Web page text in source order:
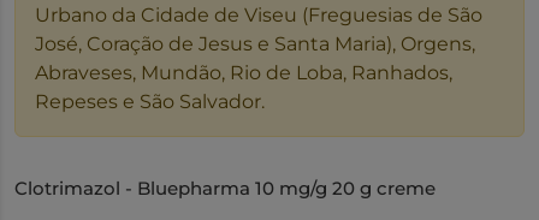
Urbano da Cidade de Viseu (Freguesias de São
José, Coração de Jesus e Santa Maria), Orgens,
Abraveses, Mundão, Rio de Loba, Ranhados,
Repeses e São Salvador.
Clotrimazol - Bluepharma 10 mg/g 20 g creme